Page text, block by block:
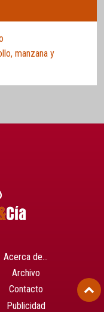
manzana y
Acerca de…
Archivo
Contacto
Publicidad